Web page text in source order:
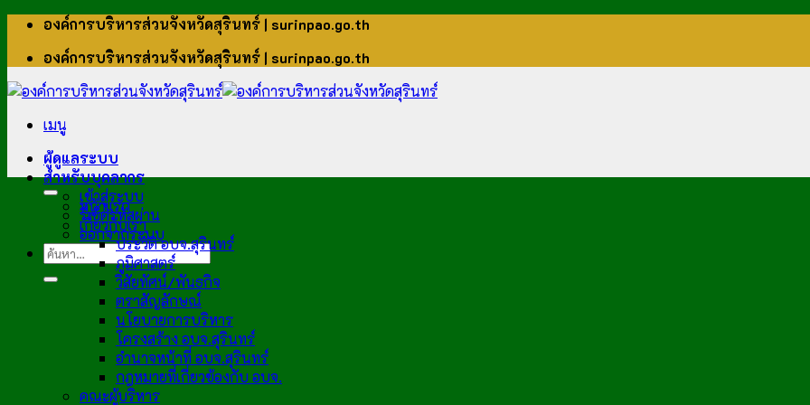
ข้าม
เนื้อหา
องค์การบริหารส่วนจังหวัดสุรินทร์ | surinpao.go.th
องค์การบริหารส่วนจังหวัดสุรินทร์ | surinpao.go.th
เมนู
ผู้ดูแลระบบ
สำหรับบุคลากร
เข้าสู่ระบบ
รีเซ็ตรหัสผ่าน
ออกจากระบบ
หน้าแรก
เกี่ยวกับเรา
ประวัติ อบจ.สุรินทร์
ภูมิศาสตร์
วิสัยทัศน์/พันธกิจ
ตราสัญลักษณ์
นโยบายการบริหาร
โครงสร้าง อบจ.สุรินทร์
อำนาจหน้าที่ อบจ.สุรินทร์
กฎหมายที่เกี่ยวข้องกับ อบจ.
คณะผู้บริหาร